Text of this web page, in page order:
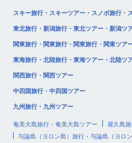
スキー旅行・スキーツアー・スノボ旅行・
東北旅行・新潟旅行・東北ツアー・新潟ツ
関東旅行・関東旅行・関東旅行・関東ツア
東海旅行・北陸旅行・東海ツアー・北陸ツ
関西旅行・関西ツアー
中四国旅行・中四国ツアー
九州旅行・九州ツアー
奄美大島旅行・奄美大島ツアー
屋久島
与論島（ヨロン島）旅行・与論島（ヨロ